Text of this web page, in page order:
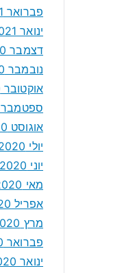
פברואר 2021
ינואר 2021
דצמבר 2020
נובמבר 2020
אוקטובר 2020
ספטמבר 2020
אוגוסט 2020
יולי 2020
יוני 2020
מאי 2020
אפריל 2020
מרץ 2020
פברואר 2020
ינואר 2020